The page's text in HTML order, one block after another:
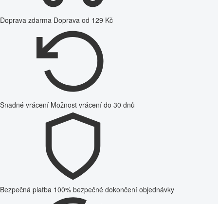
Doprava zdarma Doprava od 129 Kč
Snadné vrácení Možnost vrácení do 30 dnů
Bezpečná platba 100% bezpečné dokončení objednávky